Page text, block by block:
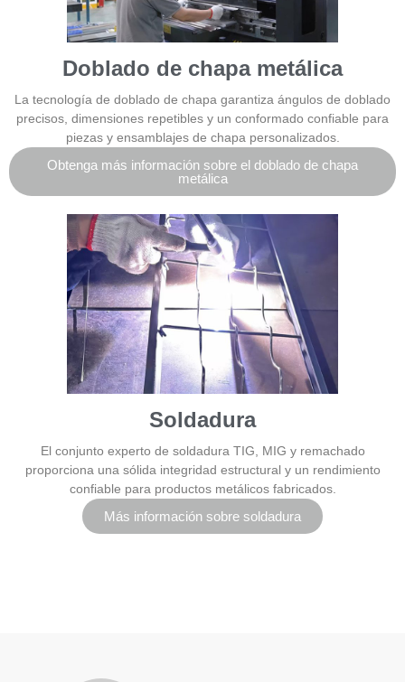
Doblado de chapa metálica
La tecnología de doblado de chapa garantiza ángulos de doblado
precisos, dimensiones repetibles y un conformado confiable para
piezas y ensamblajes de chapa personalizados.
Obtenga más información sobre el doblado de chapa
metálica
Soldadura
El conjunto experto de soldadura TIG, MIG y remachado
proporciona una sólida integridad estructural y un rendimiento
confiable para productos metálicos fabricados.
Más información sobre soldadura